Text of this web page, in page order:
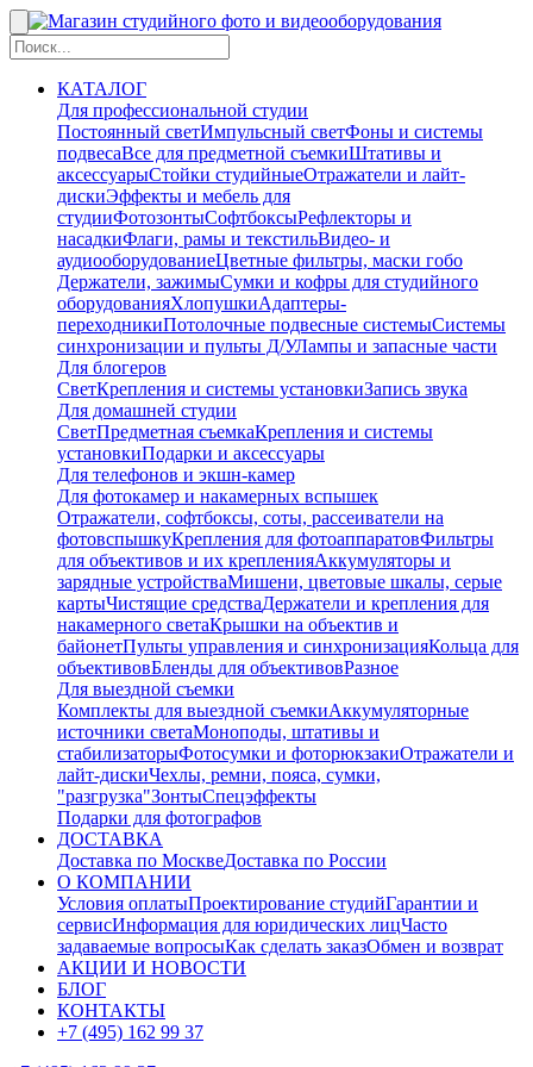
КАТАЛОГ
Для профессиональной студии
Постоянный светИмпульсный светФоны и системы
подвесаВсе для предметной съемкиШтативы и
аксессуарыСтойки студийныеОтражатели и лайт-
дискиЭффекты и мебель для
студииФотозонтыСофтбоксыРефлекторы и
насадкиФлаги, рамы и текстильВидео- и
аудиооборудованиеЦветные фильтры, маски гобо
Держатели, зажимыСумки и кофры для студийного
оборудованияХлопушкиАдаптеры-
переходникиПотолочные подвесные системыСистемы
синхронизации и пульты Д/УЛампы и запасные части
Для блогеров
СветКрепления и системы установкиЗапись звука
Для домашней студии
СветПредметная съемкаКрепления и системы
установкиПодарки и аксессуары
Для телефонов и экшн-камер
Для фотокамер и накамерных вспышек
Отражатели, софтбоксы, соты, рассеиватели на
фотовспышкуКрепления для фотоаппаратовФильтры
для объективов и их крепленияАккумуляторы и
зарядные устройстваМишени, цветовые шкалы, серые
картыЧистящие средстваДержатели и крепления для
накамерного светаКрышки на объектив и
байонетПульты управления и синхронизацияКольца для
объективовБленды для объективовРазное
Для выездной съемки
Комплекты для выездной съемкиАккумуляторные
источники светаМоноподы, штативы и
стабилизаторыФотосумки и фоторюкзакиОтражатели и
лайт-дискиЧехлы, ремни, пояса, сумки,
"разгрузка"ЗонтыСпецэффекты
Подарки для фотографов
ДОСТАВКА
Доставка по МосквеДоставка по России
О КОМПАНИИ
Условия оплатыПроектирование студийГарантии и
сервисИнформация для юридических лицЧасто
задаваемые вопросыКак сделать заказОбмен и возврат
АКЦИИ И НОВОСТИ
БЛОГ
КОНТАКТЫ
+7 (495) 162 99 37